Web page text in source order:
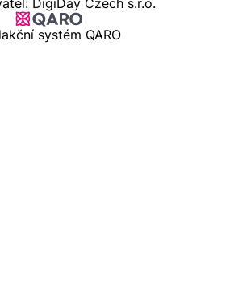
DigiDay Czech s.r.o.
systém QARO